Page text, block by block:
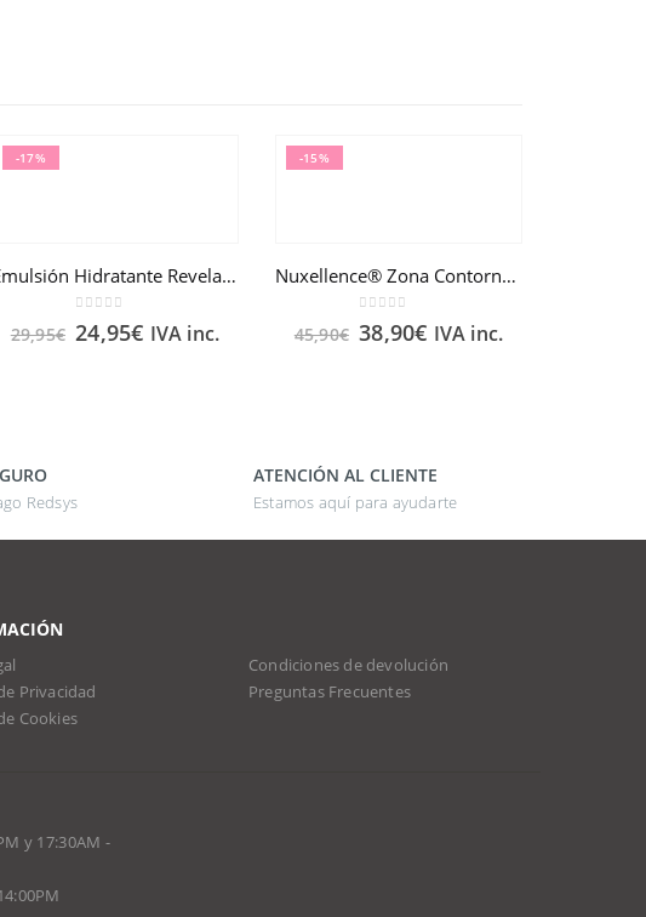
-17%
Emulsión Hidratante Reveladora de belleza Aquabella® 50ml
29,95€ 24,95€ IVA inc.
-15%
Nuxellence® Zona Contorno de Ojos 15ml
45,90€ 38,90€ IVA inc.
Redsys
ATENCIÓN AL CLIENTE
Estamos aquí para ayudarte
Privacidad
Cookies
Condiciones de devolución
Preguntas Frecuentes
y 17:30AM -